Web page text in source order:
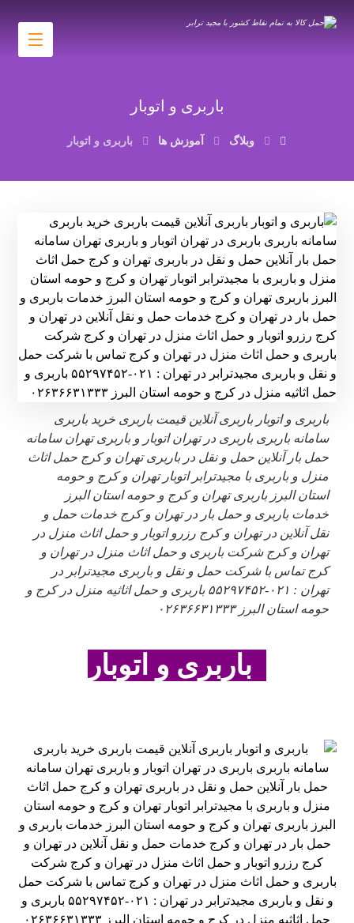
باربری و اتوبار
وبلاگ آموزش ها باربری و اتوبار
باربری و اتوبار باربری آنلاین قیمت باربری خرید باربری
سامانه باربری باربری در تهران اتوبار و باربری تهران سامانه
حمل بار آنلاین حمل و نقل در باربری تهران و کرج حمل اثاث
منزل و باربری با مجیدترابر اتوبار تهران و کرج و حومه
استان البرز باربری تهران و کرج و حومه استان البرز
خدمات باربری و حمل بار در تهران و کرج خدمات حمل و
نقل آنلاین در تهران و کرج رزرو اتوبار و حمل اثاث منزل در
تهران و کرج شرکت باربری و حمل اثاث منزل در تهران و
کرج تماس با شرکت حمل و نقل و باربری مجیدترابر در
تهران : ۰۲۱-۵۵۲۹۷۴۵۲ باربری و حمل اثاثیه منزل در کرج و
حومه استان البرز ۰۲۶۳۶۶۳۱۳۳۳
باربری و اتوبار